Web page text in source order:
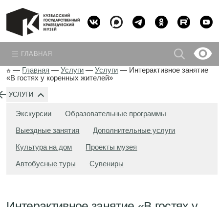
ГЛАВНАЯ
УСЛУГИ
— Главная —Услуги —Услуги — Интерактивное занятие
«В гостях у коренных жителей»
УСЛУГИ
Экскурсии Образовательные программы
Выездные занятия Дополнительные услуги
Культура на дом Проекты музея
Автобусные туры Сувениры